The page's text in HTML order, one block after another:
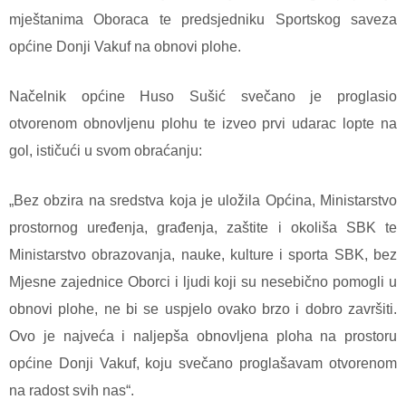
mještanima Oboraca te predsjedniku Sportskog saveza
općine Donji Vakuf na obnovi plohe.
Načelnik općine Huso Sušić svečano je proglasio
otvorenom obnovljenu plohu te izveo prvi udarac lopte na
gol, ističući u svom obraćanju:
„Bez obzira na sredstva koja je uložila Općina, Ministarstvo
prostornog uređenja, građenja, zaštite i okoliša SBK te
Ministarstvo obrazovanja, nauke, kulture i sporta SBK, bez
Mjesne zajednice Oborci i ljudi koji su nesebično pomogli u
obnovi plohe, ne bi se uspjelo ovako brzo i dobro završiti.
Ovo je najveća i naljepša obnovljena ploha na prostoru
općine Donji Vakuf, koju svečano proglašavam otvorenom
na radost svih nas“.